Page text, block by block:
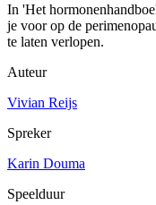
In 'Het
je voor op de
te laten verlopen.
Auteur
Vivian Reijs
Spreker
Karin Douma
Speelduur